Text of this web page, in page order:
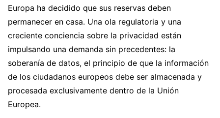
Europa ha decidido que sus reservas deben
permanecer en casa. Una ola regulatoria y una
creciente conciencia sobre la privacidad están
impulsando una demanda sin precedentes: la
soberanía de datos, el principio de que la información
de los ciudadanos europeos debe ser almacenada y
procesada exclusivamente dentro de la Unión
Europea.